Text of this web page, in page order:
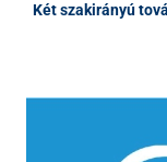
Két szakirányú